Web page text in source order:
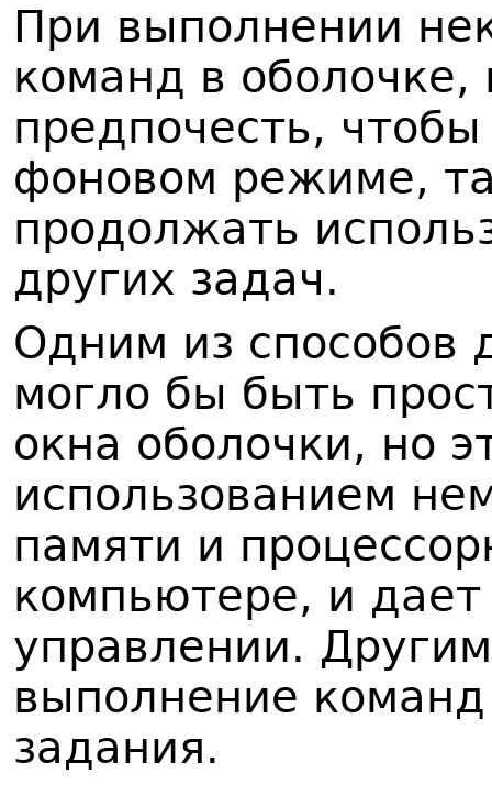
При выполнении
команд в
предпочесть,
фоновом режиме,
продолжать
других задач.
Одним из способов
могло бы быть
окна оболочки, но
использованием
памяти и
компьютере, и
управлении.
выполнение
задания.